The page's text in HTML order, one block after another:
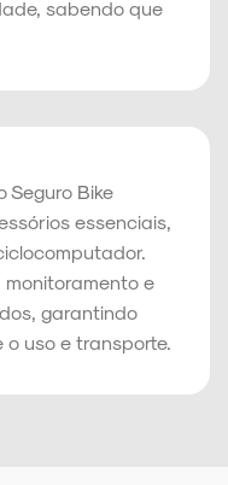
sabendo que
Seguro Bike
essenciais,
monitoramento e
garantindo
uso e transporte.